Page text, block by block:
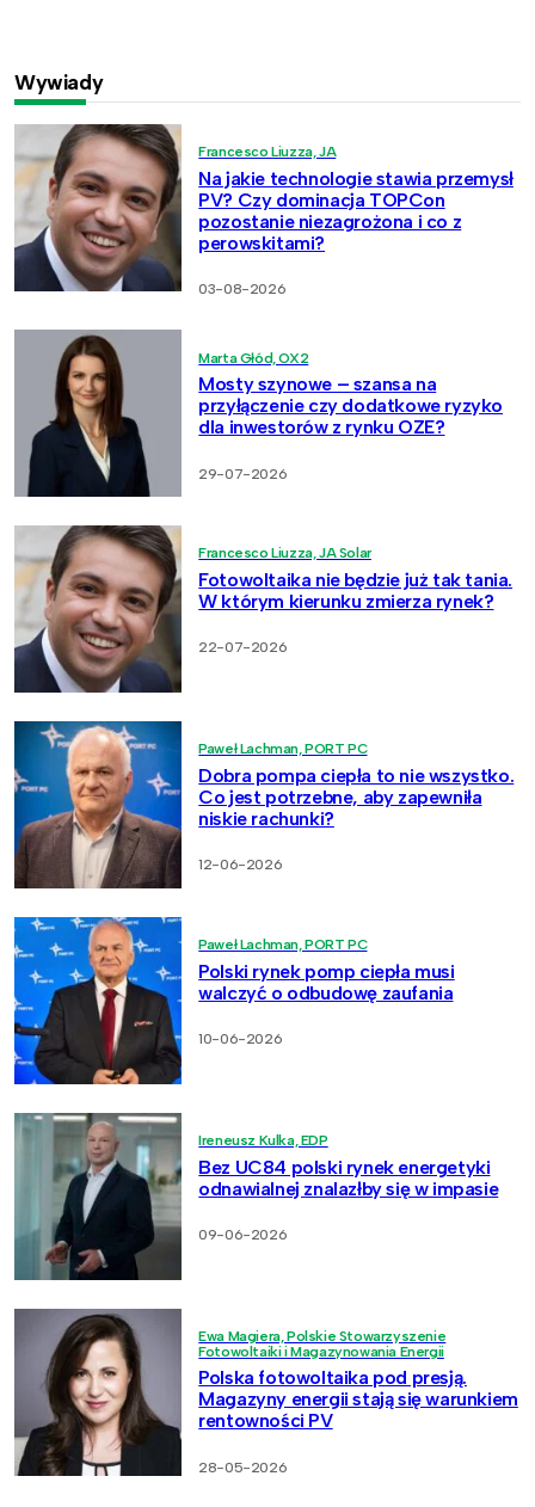
Wywiady
Francesco Liuzza, JA
Na jakie technologie stawia przemysł
PV? Czy dominacja TOPCon
pozostanie niezagrożona i co z
perowskitami?
03-08-2026
Marta Głód, OX2
Mosty szynowe – szansa na
przyłączenie czy dodatkowe ryzyko
dla inwestorów z rynku OZE?
29-07-2026
Francesco Liuzza, JA Solar
Fotowoltaika nie będzie już tak tania.
W którym kierunku zmierza rynek?
22-07-2026
Paweł Lachman, PORT PC
Dobra pompa ciepła to nie wszystko.
Co jest potrzebne, aby zapewniła
niskie rachunki?
12-06-2026
Paweł Lachman, PORT PC
Polski rynek pomp ciepła musi
walczyć o odbudowę zaufania
10-06-2026
Ireneusz Kulka, EDP
Bez UC84 polski rynek energetyki
odnawialnej znalazłby się w impasie
09-06-2026
Ewa Magiera, Polskie Stowarzyszenie
Fotowoltaiki i Magazynowania Energii
Polska fotowoltaika pod presją.
Magazyny energii stają się warunkiem
rentowności PV
28-05-2026